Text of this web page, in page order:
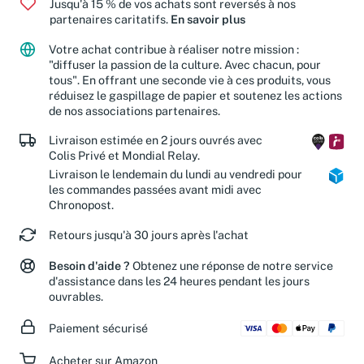
Jusqu'à 15 % de vos achats sont reversés à nos
partenaires caritatifs.
En savoir plus
Votre achat contribue à réaliser notre mission :
"diffuser la passion de la culture. Avec chacun, pour
tous". En offrant une seconde vie à ces produits, vous
réduisez le gaspillage de papier et soutenez les actions
de nos associations partenaires.
Livraison estimée en 2 jours ouvrés avec
Colis Privé et Mondial Relay.
Livraison le lendemain du lundi au vendredi pour
les commandes passées avant midi avec
Retours jusqu'à 30 jours après l'achat
Besoin d'aide ?Obtenez une réponse de notre service
d'assistance dans les 24 heures pendant les jours